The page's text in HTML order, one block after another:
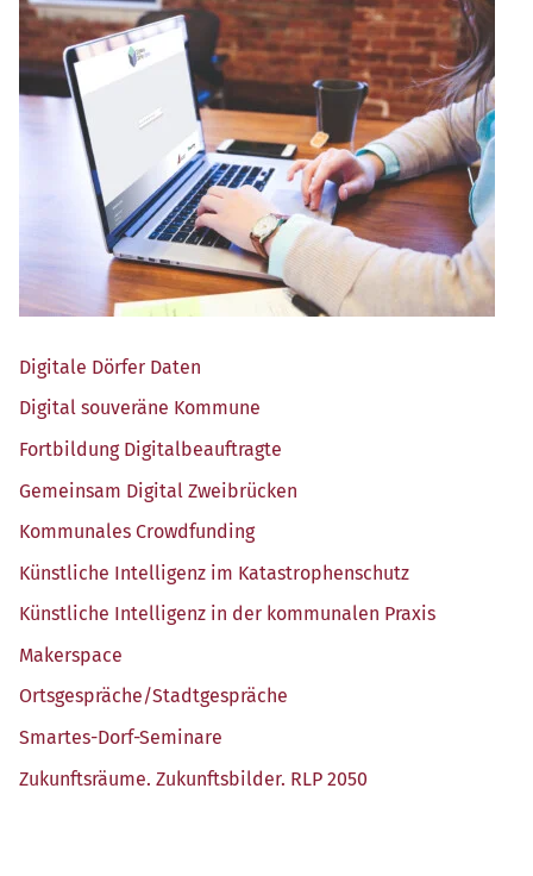
Digi­ta­le Dör­fer Daten
Digi­tal sou­ve­rä­ne Kommune
Fort­bil­dung Digitalbeauftragte
Gemein­sam Digi­tal Zweibrücken
Kom­mu­na­les Crowdfunding
Künst­li­che Intel­li­genz im Katastrophenschutz
Künst­li­che Intel­li­genz in der kom­mu­na­len Praxis
Maker­space
Ortsgespräche/​Stadtgespräche
Smar­tes-Dorf-Semi­na­re
Zukunfts­räu­me. Zukunfts­bil­der. RLP 2050